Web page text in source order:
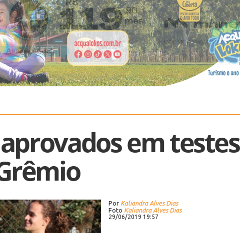
em testes
Por Kaliandra Alves Dias
Foto Kaliandra Alves Dias
29/06/2019 19:57